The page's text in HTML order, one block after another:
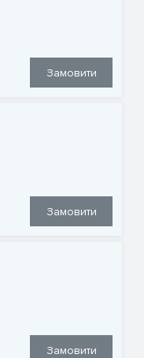
Замовити
Замовити
Замовити